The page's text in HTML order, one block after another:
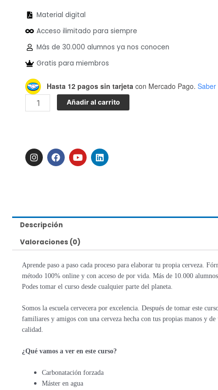
Material digital
Acceso ilimitado para siempre
Más de 30.000 alumnos ya nos conocen
Gratis para miembros
Hasta 12 pagos sin tarjeta con Mercado Pago.
Elaboración
avanzado
cantidad
Añadir al carrito
I
n
s
m
F
a
c
Y
o
u
L
i
n
Descripción
Valoraciones (0)
Aprende paso a paso cada proceso para elaborar tu propia cerveza.
método 100% online y con acceso de por vida. Más de 10.000
Podes tomar el curso desde cualquier parte del planeta.
Somos la escuela cervecera por excelencia. Después de tomar este
familiares y amigos con una cerveza hecha con tus propias manos y de
calidad.
¿Qué vamos a ver en este curso?
Carbonatación forzada
Máster en agua